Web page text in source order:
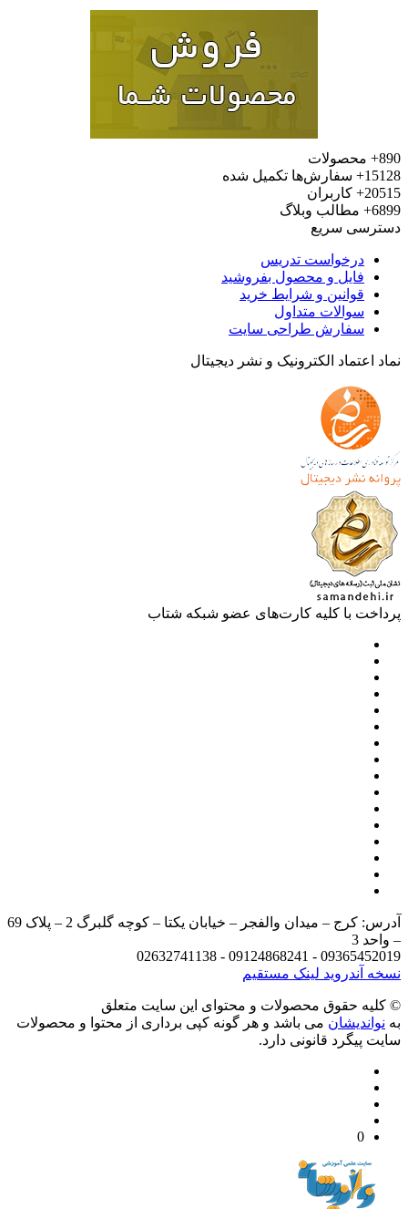
محصولات
سفارش‌ها تکمیل شده
کاربران
مطالب وبلاگ
سریع
درخواست تدریس
فایل و محصول بفروشید
قوانین و شرایط خرید
سوالات متداول
سفارش طراحی سایت
اعتماد الکترونیک و نشر دیجیتال
با کلیه کارت‌های عضو شبکه شتاب
آدرس: کرج – میدان والفجر – خیابان یکتا – کوچه گلبرگ 2 – پلاک 69
3
09365452019 - 09124868241 -
آندرویدلینک مستقیم
حقوق محصولات و محتوای اين سایت متعلق
می باشد و هر گونه کپی برداری از محتوا و محصولات
پیگرد قانونی دارد.